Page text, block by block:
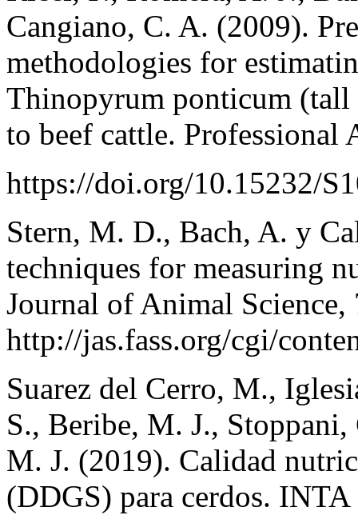
Cangiano, C. A. (2009).
methodologies for
Thinopyrum ponticum (tall
to beef cattle.
https://doi.org/10.15232/
Stern, M. D., Bach, A. y
techniques for measuring
Journal of Animal
http://jas.fass.org/cgi/
Suarez del Cerro, M.,
S., Beribe, M. J.,
M. J. (2019). Calidad
(DDGS) para cerdos.